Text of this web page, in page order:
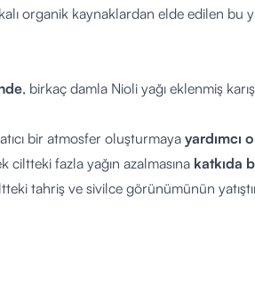
organik kaynaklardan elde edilen bu
, birkaç damla Nioli yağı eklenmiş
bir atmosfer oluşturmayayardımcı
ciltteki fazla yağın azalmasına katkıda
tahriş ve sivilce görünümünün